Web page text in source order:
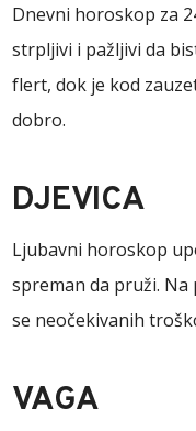
Dnevni horoskop za
strpljivi i pažljivi da
flert, dok je kod
dobro.
DJEVICA
Ljubavni horoskop
spreman da pruži. Na
se neočekivanih
VAGA